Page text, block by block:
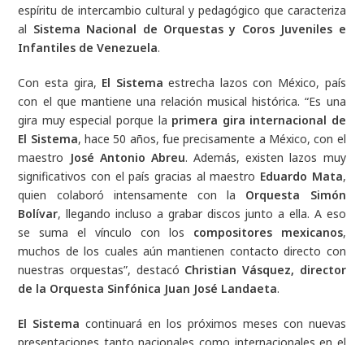
espíritu de intercambio cultural y pedagógico que caracteriza
al Sistema Nacional de Orquestas y Coros Juveniles e
Infantiles de Venezuela.
Con esta gira, El Sistemaestrecha lazos con México, país
con el que mantiene una relación musical histórica. “Es una
gira muy especial porque la primera gira internacional de
El Sistema, hace 50 años, fue precisamente a México, con el
maestro José Antonio Abreu. Además, existen lazos muy
significativos con el país gracias al maestro Eduardo Mata,
quien colaboró intensamente con la Orquesta Simón
Bolívar, llegando incluso a grabar discos junto a ella. A eso
se suma el vínculo con los compositores mexicanos,
muchos de los cuales aún mantienen contacto directo con
nuestras orquestas”, destacó Christian Vásquez, director
de la Orquesta Sinfónica Juan José Landaeta.
El Sistemacontinuará en los próximos meses con nuevas